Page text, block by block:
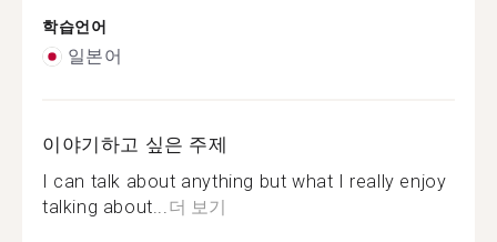
학습언어
일본어
이야기하고 싶은 주제
I can talk about anything but what I really enjoy
talking about...더 보기